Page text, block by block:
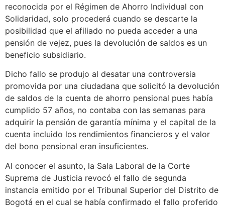
reconocida por el Régimen de Ahorro Individual con
Solidaridad, solo procederá cuando se descarte la
posibilidad que el afiliado no pueda acceder a una
pensión de vejez, pues la devolución de saldos es un
beneficio subsidiario.
Dicho fallo se produjo al desatar una controversia
promovida por una ciudadana que solicitó la devolución
de saldos de la cuenta de ahorro pensional pues había
cumplido 57 años, no contaba con las semanas para
adquirir la pensión de garantía mínima y el capital de la
cuenta incluido los rendimientos financieros y el valor
del bono pensional eran insuficientes.
Al conocer el asunto, la Sala Laboral de la Corte
Suprema de Justicia revocó el fallo de segunda
instancia emitido por el Tribunal Superior del Distrito de
Bogotá en el cual se había confirmado el fallo proferido